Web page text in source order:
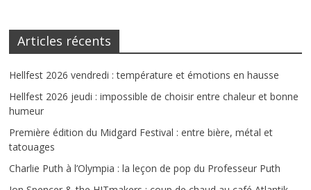
Articles récents
Hellfest 2026 vendredi : température et émotions en hausse
Hellfest 2026 jeudi : impossible de choisir entre chaleur et bonne
humeur
Première édition du Midgard Festival : entre bière, métal et
tatouages
Charlie Puth à l’Olympia : la leçon de pop du Professeur Puth